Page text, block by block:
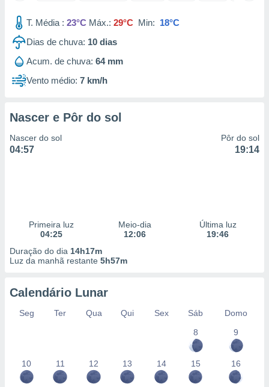
utilizar
criar
medir
da
medir o
fontes,
e melhorar
dados
T. Média : 23°C Máx.: 29°C Min: 18°C
Dias de chuva: 10 dias
Acum. de chuva: 64 mm
Vento médio: 7 km/h
Nascer e Pôr do sol
Nascer do sol
04:57
Pôr do sol
19:14
Primeira luz
04:25
Meio-dia
12:06
Última luz
19:46
Duração do dia 14h17m
Luz da manhã restante 5h57m
Calendário Lunar
Seg Ter Qua Qui Sex Sáb
Domo
8
9
10 11 12 13 14 15 16